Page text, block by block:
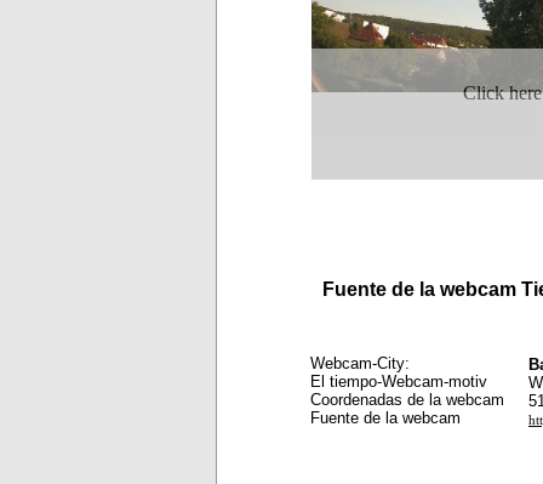
Click
Fuente de la webcam
Webcam-City:
El tiempo-Webcam-motiv
Coordenadas de la webcam
Fuente de la webcam